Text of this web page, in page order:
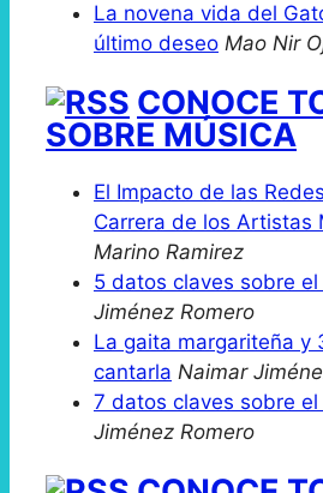
La novena vida del
último deseo Mao Nir
CONOCE
SOBRE MÚSICA
El Impacto de las
Carrera de los Artistas
Marino Ramirez
5 datos claves sobre
Jiménez Romero
La gaita margariteña y
cantarla Naimar
7 datos claves sobre el
Jiménez Romero